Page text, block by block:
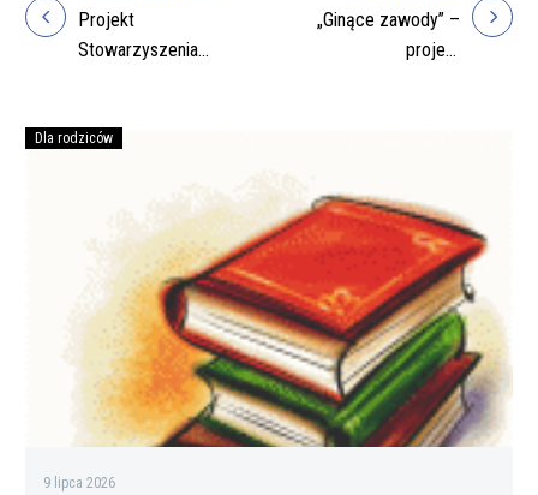
Nawigacja
wpisu
Projekt
Stowarzyszenia
„Ginące zawody” –
projekt
rok
szkolny
do
zakupienia
przez
rodziców
Dla rodziców
9 lipca 2026